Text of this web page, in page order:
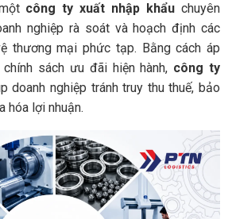
công ty xuất nhập khẩuchuyên
nghiệp rà soát và hoạch định các
thương mại phức tạp. Bằng cách áp
sách ưu đãi hiện hành, công ty
doanh nghiệp tránh truy thu thuế, bảo
hóa lợi nhuận.